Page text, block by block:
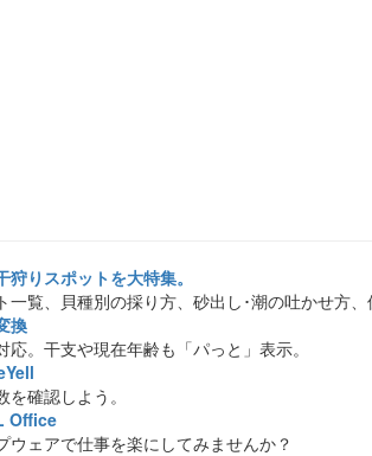
狩りスポットを大特集。
一覧、貝種別の採り方、砂出し･潮の吐かせ方、
換
。干支や現在年齢も「パっと」表示。
確認しよう。
Office
ウェアで仕事を楽にしてみませんか？